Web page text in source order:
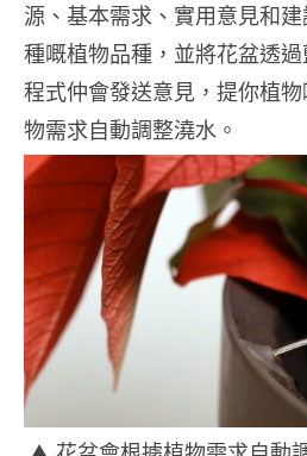
源、基本需求、實用意見和
種嘅植物品種，並將花盆透
程式仲會發送意見，提你植
物需求自動調整澆水。